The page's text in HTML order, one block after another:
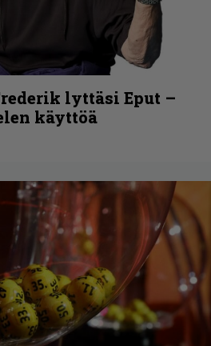
lyttäsi Eput –
käyttöä